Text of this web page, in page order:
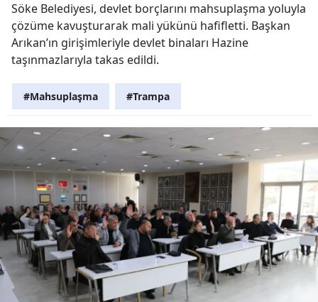
Söke Belediyesi, devlet borçlarını mahsuplaşma yoluyla
çözüme kavuşturarak mali yükünü hafifletti. Başkan
Arıkan’ın girişimleriyle devlet binaları Hazine
taşınmazlarıyla takas edildi.
#Mahsuplaşma #Trampa